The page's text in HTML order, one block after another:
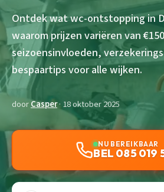
Ontdek wat wc-ontstopping in
waarom prijzen variëren van
seizoensinvloeden,
bespaartips voor alle wijken.
doorCasper· 18 oktober 2025
NU BEREIKBAAR
BEL 085 019